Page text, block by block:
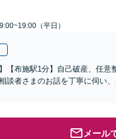
（平日）
【布施駅1分】自己破産、任
談者さまのお話を丁寧に伺い
メール